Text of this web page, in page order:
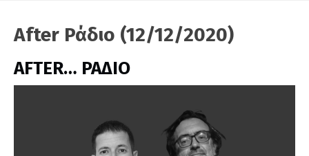
After Ράδιο (12/12/2020)
AFTER… ΡΑΔΙΟ